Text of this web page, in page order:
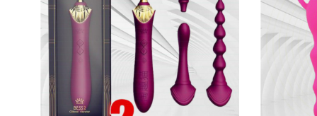
– Bôi 1 lượng gel bôi trơn gốc nước vừa đủ
Hướng dẫn vệ sinh, bảo quản:
– Vệ sinh sạchsẽ sản phẩm bằng dung dịch